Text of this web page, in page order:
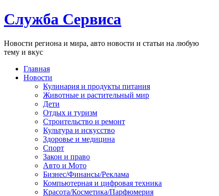
Служба Сервиса
Новости региона и мира, авто новости и статьи на любую
тему и вкус
Главная
Новости
Кулинария и продукты питания
Животные и растительный мир
Дети
Отдых и туризм
Строительство и ремонт
Культура и искусство
Здоровье и медицина
Спорт
Закон и право
Авто и Мото
Бизнес/Финансы/Реклама
Компьютерная и цифровая техника
Красота/Косметика/Парфюмерия